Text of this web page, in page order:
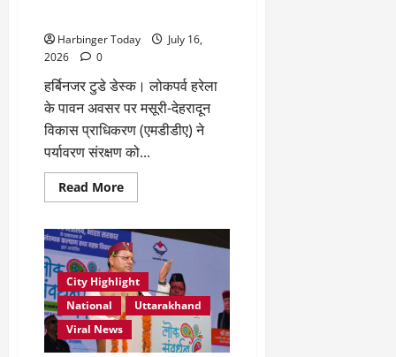
Harbinger Today
July 16,
2026
0
हर्बिनजर टुडे डेस्क। लोकपर्व हरेला
के पावन अवसर पर मसूरी-देहरादून
विकास प्राधिकरण (एमडीडीए) ने
पर्यावरण संरक्षण को...
Read MoreRead
more
नहीं,
आने
वाली
पीढ़ियों
का
भविष्य
लगा
रहे
:
City Highlight
National
Uttarakhand
Viral News